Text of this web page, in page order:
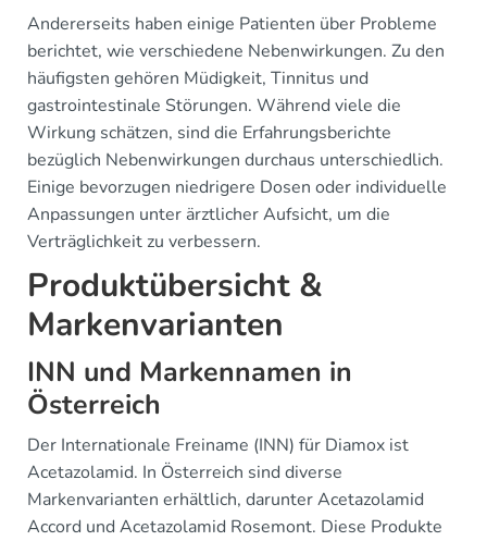
Andererseits haben einige Patienten über Probleme
berichtet, wie verschiedene Nebenwirkungen. Zu den
häufigsten gehören Müdigkeit, Tinnitus und
gastrointestinale Störungen. Während viele die
Wirkung schätzen, sind die Erfahrungsberichte
bezüglich Nebenwirkungen durchaus unterschiedlich.
Einige bevorzugen niedrigere Dosen oder individuelle
Anpassungen unter ärztlicher Aufsicht, um die
Verträglichkeit zu verbessern.
Produktübersicht &
Markenvarianten
INN und Markennamen in
Österreich
Der Internationale Freiname (INN) für Diamox ist
Acetazolamid. In Österreich sind diverse
Markenvarianten erhältlich, darunter Acetazolamid
Accord und Acetazolamid Rosemont. Diese Produkte